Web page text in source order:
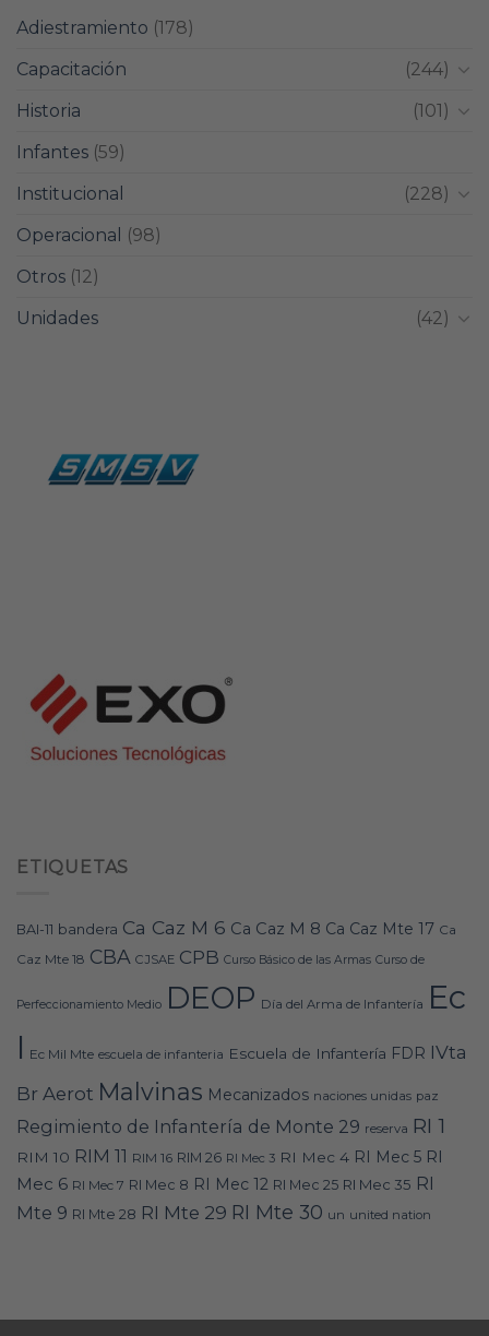
Adiestramiento (178)
Capacitación
(244)
Historia
(101)
Infantes (59)
Institucional
(228)
Operacional
(98)
Otros (12)
Unidades
(42)
ETIQUETAS
BAI-11 bandera Ca Caz M 6 Ca Caz M 8 Ca Caz Mte 17 Ca
Caz Mte 18 CBA CJSAE CPB Curso Básico de las Armas Curso de
Perfeccionamiento Medio DEOP Día del Arma de Infantería Ec
I Ec Mil Mte escuela de infanteria Escuela de Infantería FDR IVta
Br Aerot Malvinas Mecanizados naciones unidas paz
Regimiento de Infantería de Monte 29 reserva RI 1
RIM 10 RIM 11 RIM 16 RIM 26 RI Mec 3 RI Mec 4 RI Mec 5 RI
Mec 6 RI Mec 7 RI Mec 8 RI Mec 12 RI Mec 25 RI Mec 35 RI
Mte 9 RI Mte 28 RI Mte 29 RI Mte 30 un united nation